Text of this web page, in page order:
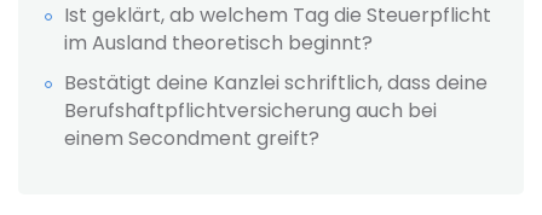
Ist geklärt, ab welchem Tag die Steuerpflicht
im Ausland theoretisch beginnt?
Bestätigt deine Kanzlei schriftlich, dass deine
Berufshaftpflichtversicherung auch bei
einem Secondment greift?